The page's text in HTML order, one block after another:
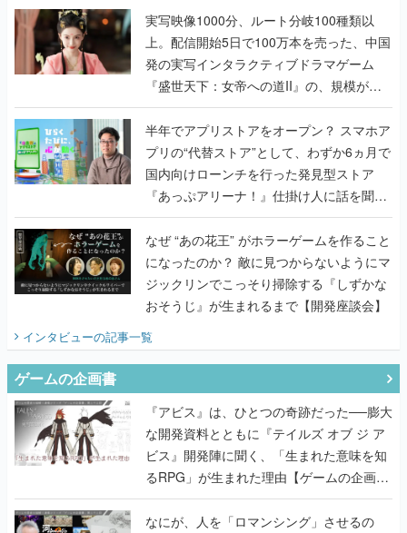
んだレジェンド2人に訊く開発秘話
実写映像1000分、ルート分岐100種類以
上。配信開始5日で100万本を売った、中国
発の実写インタラクティブドラマゲーム
『盛世天下：女帝への道II』の、規模が違
うこだわりをプロデューサーに聞いた
半年でアプリストアをオープン？ スマホア
プリの“代替ストア”として、わずか6ヵ月で
国内向けローンチを行った発見型ストア
『あっぷアリーナ！』仕掛け人に話を聞い
てみた
なぜ “あの花王” がホラーゲームを作ること
になったのか？ 敵に見つからないようにマ
ジックリンでこっそり掃除する『しずかな
おそうじ』が生まれるまで【開発座談会】
インタビューの記事一覧
ゲームの企画書
『アビス』は、ひとつの奇跡だった──膨大
な開発資料とともに『テイルズ オブ ジ ア
ビス』開発陣に聞く、「生まれた意味を知
るRPG」が生まれた理由【ゲームの企画
書】
なにが、人を「ロマンシング」させるの